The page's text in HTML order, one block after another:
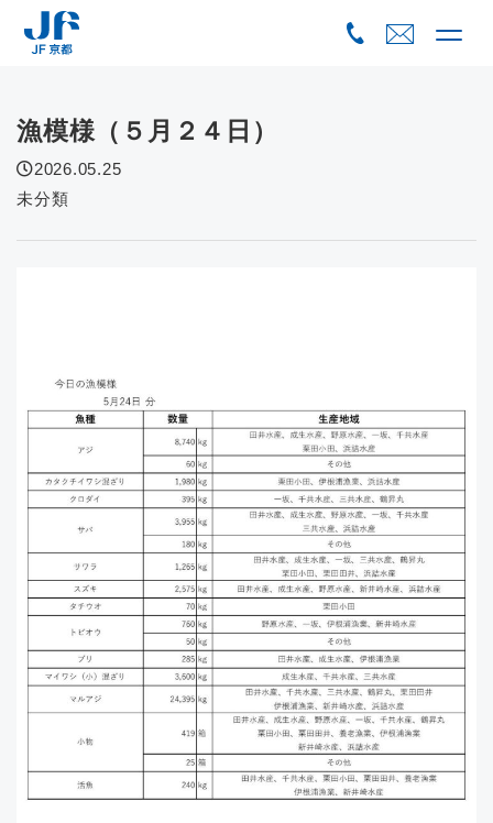
漁模様（５月２４日）
2026.05.25
未分類